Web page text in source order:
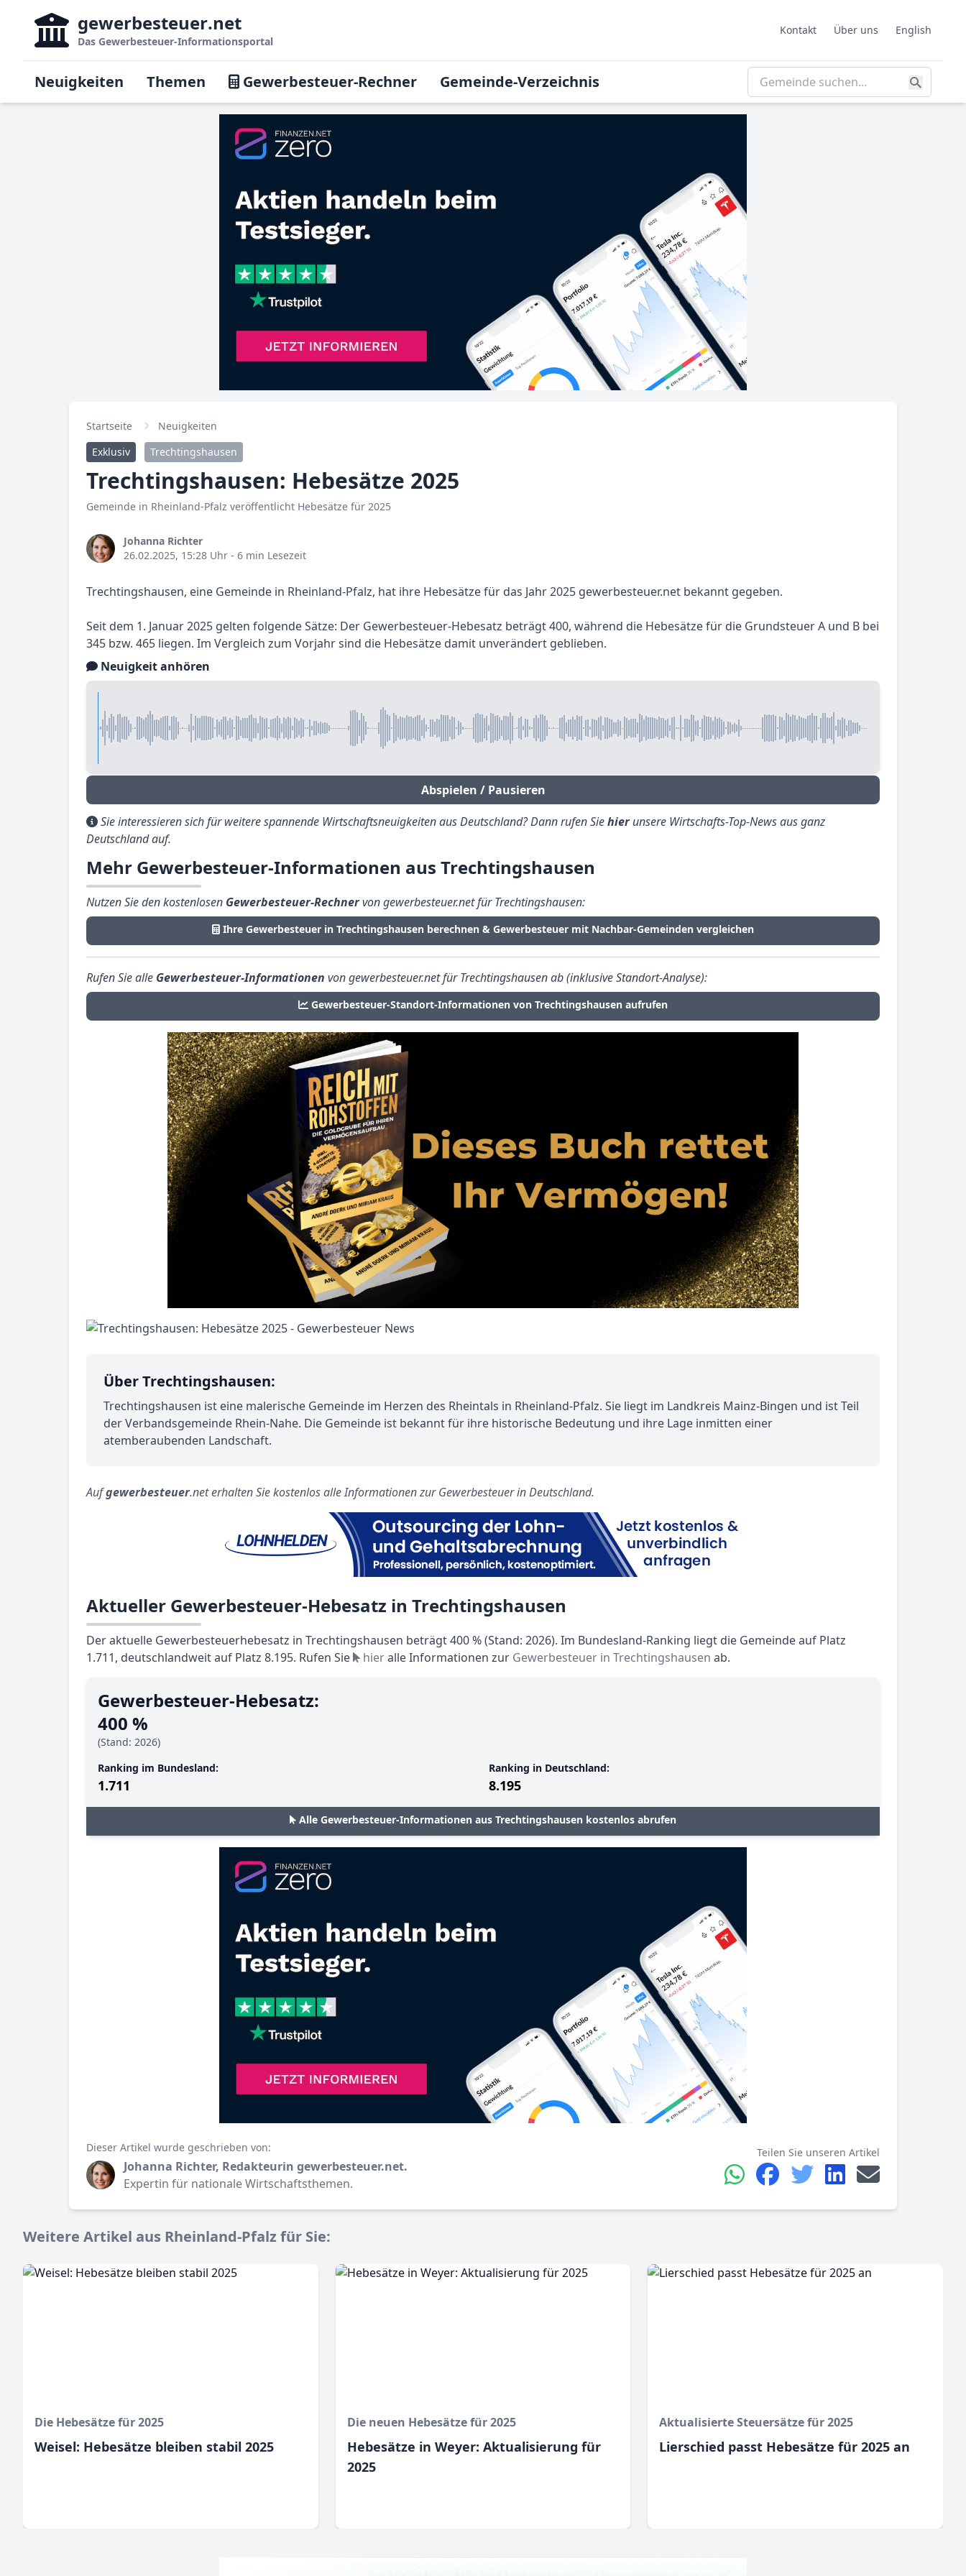
gewerbesteuer.net
Das Gewerbesteuer-Informationsportal
Kontakt Über uns English
Neuigkeiten Themen Gewerbesteuer-Rechner Gemeinde-Verzeichnis
Startseite
Neuigkeiten
Exklusiv
Trechtingshausen
Trechtingshausen: Hebesätze 2025
Gemeinde in Rheinland-Pfalz veröffentlicht Hebesätze für 2025
Johanna Richter
26.02.2025, 15:28 Uhr - 6 min Lesezeit
Trechtingshausen, eine Gemeinde in Rheinland-Pfalz, hat ihre Hebesätze für das Jahr 2025 gewerbesteuer.net bekannt gegeben.
Seit dem 1. Januar 2025 gelten folgende Sätze: Der Gewerbesteuer-Hebesatz beträgt 400, während die Hebesätze für die Grundsteuer A und B bei
345 bzw. 465 liegen. Im Vergleich zum Vorjahr sind die Hebesätze damit unverändert geblieben.
Neuigkeit anhören
Abspielen / Pausieren
Sie interessieren sich für weitere spannende Wirtschaftsneuigkeiten aus Deutschland? Dann rufen Siehierunsere Wirtschafts-Top-News aus ganz
Deutschland auf.
Mehr Gewerbesteuer-Informationen aus Trechtingshausen
Nutzen Sie den kostenlosen Gewerbesteuer-Rechnervon gewerbesteuer.net für Trechtingshausen:
Ihre Gewerbesteuer in Trechtingshausen berechnen & Gewerbesteuer mit Nachbar-Gemeinden vergleichen
Rufen Sie alle Gewerbesteuer-Informationen von gewerbesteuer.net für Trechtingshausen ab (inklusive Standort-Analyse):
Gewerbesteuer-Standort-Informationen von Trechtingshausen aufrufen
Über Trechtingshausen:
Trechtingshausen ist eine malerische Gemeinde im Herzen des Rheintals in Rheinland-Pfalz. Sie liegt im Landkreis Mainz-Bingen und ist Teil
der Verbandsgemeinde Rhein-Nahe. Die Gemeinde ist bekannt für ihre historische Bedeutung und ihre Lage inmitten einer
atemberaubenden Landschaft.
Aufgewerbesteuer.net erhalten Sie kostenlos alle Informationen zur Gewerbesteuer in Deutschland.
Aktueller Gewerbesteuer-Hebesatz in Trechtingshausen
Der aktuelle Gewerbesteuerhebesatz in Trechtingshausen beträgt 400 % (Stand: 2026). Im Bundesland-Ranking liegt die Gemeinde auf Platz
1.711, deutschlandweit auf Platz 8.195. Rufen Sie
hieralle Informationen zur Gewerbesteuer in Trechtingshausen ab.
Gewerbesteuer-Hebesatz:
400 %
(Stand: 2026)
Ranking im Bundesland:
1.711
Ranking in Deutschland:
8.195
Alle Gewerbesteuer-Informationen aus Trechtingshausen kostenlos abrufen
Dieser Artikel wurde geschrieben von:
Johanna Richter, Redakteurin gewerbesteuer.net.
Expertin für nationale Wirtschaftsthemen.
Teilen Sie unseren Artikel
Weitere Artikel aus Rheinland-Pfalz für Sie:
Die Hebesätze für 2025
Weisel: Hebesätze bleiben stabil 2025
Die neuen Hebesätze für 2025
Hebesätze in Weyer: Aktualisierung für
2025
Aktualisierte Steuersätze für 2025
Lierschied passt Hebesätze für 2025 an